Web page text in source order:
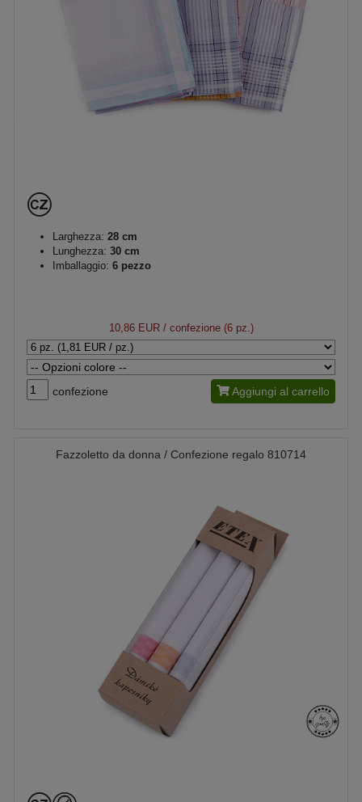
Larghezza: 28 cm
Lunghezza: 30 cm
Imballaggio: 6 pezzo
10,86 EUR/ confezione (6 pz.)
confezione Aggiungi al carrello
Fazzoletto da donna / Confezione regalo 810714